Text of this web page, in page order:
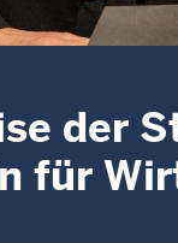
der
für